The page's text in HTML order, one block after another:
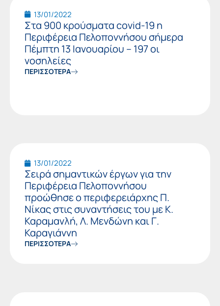
13/01/2022
Στα 900 κρούσματα covid-19 η
Περιφέρεια Πελοποννήσου σήμερα
Πέμπτη 13 Ιανουαρίου – 197 οι
νοσηλείες
ΠΕΡΙΣΣΟΤΕΡΑ
13/01/2022
Σειρά σημαντικών έργων για την
Περιφέρεια Πελοποννήσου
προώθησε ο περιφερειάρχης Π.
Νίκας στις συναντήσεις του με Κ.
Καραμανλή, Λ. Μενδώνη και Γ.
Καραγιάννη
ΠΕΡΙΣΣΟΤΕΡΑ